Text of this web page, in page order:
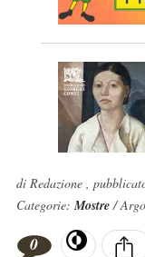
di Redazione ,
Categorie:Mostre/
0